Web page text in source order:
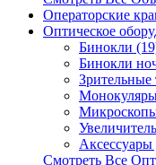
Операторские
Оптическое
Бинокли
Бинокли
Зрительные
Смотреть Все